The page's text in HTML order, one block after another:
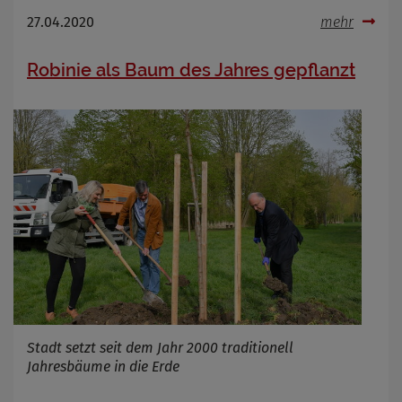
27.04.2020 mehr
Robinie als Baum des Jahres gepflanzt
Stadt setzt seit dem Jahr 2000 traditionell
Jahresbäume in die Erde
Anbieter
Cookie Name
Infos schließen